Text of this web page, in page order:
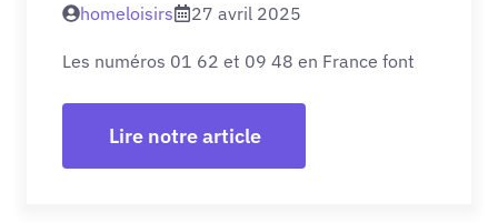
homeloisirs 27 avril 2025
Les numéros 01 62 et 09 48 en France font
Lire notre article